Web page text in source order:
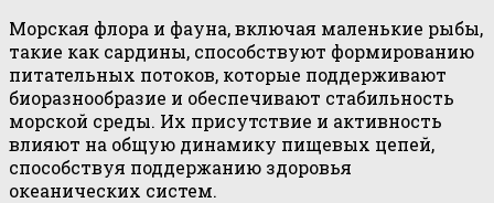
Морская флора и фауна, включая маленькие рыбы,
такие как сардины, способствуют формированию
питательных потоков, которые поддерживают
биоразнообразие и обеспечивают стабильность
морской среды. Их присутствие и активность
влияют на общую динамику пищевых цепей,
способствуя поддержанию здоровья
океанических систем.